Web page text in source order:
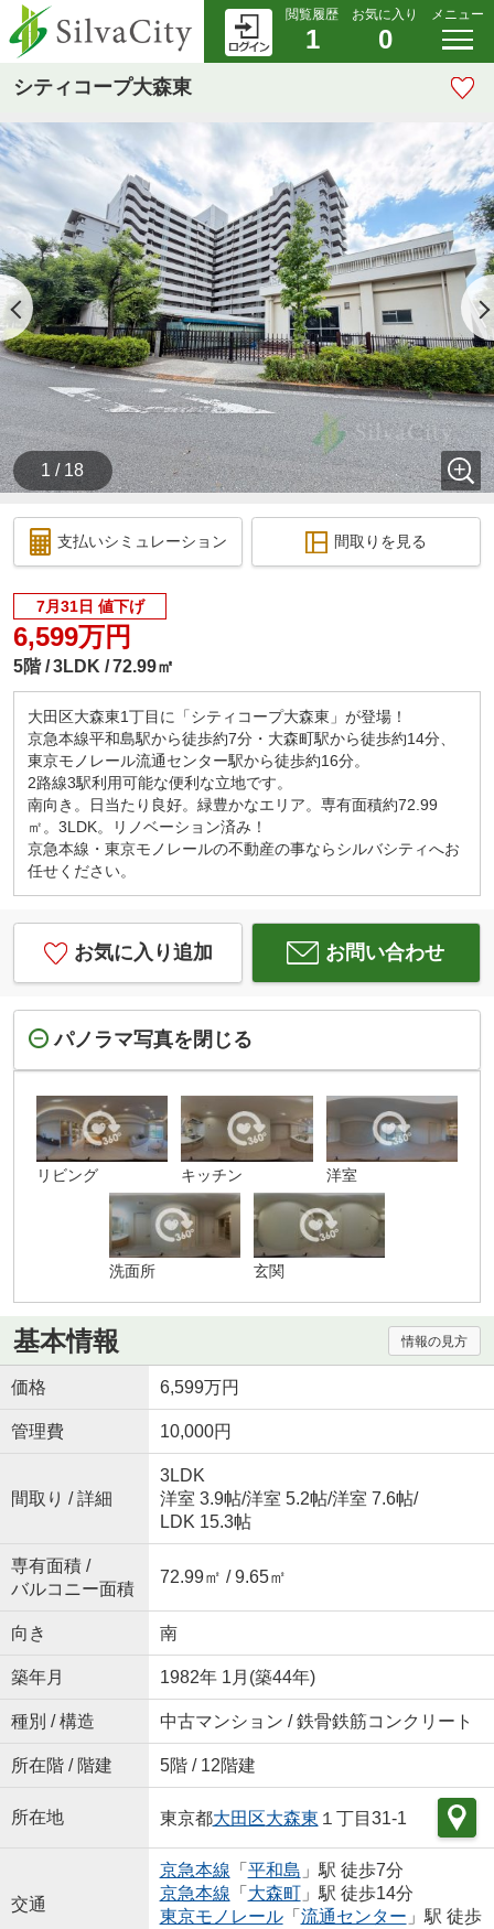
閲覧履歴
1
お気に入り
0
メニュー
シティコープ大森東
1 / 18
支払いシミュレーション 間取りを見る
7月31日 値下げ
6,599万円
5階 3LDK 72.99㎡
大田区大森東1丁目に「シティコープ大森東」が登場！
京急本線平和島駅から徒歩約7分・大森町駅から徒歩約14分、
東京モノレール流通センター駅から徒歩約16分。
2路線3駅利用可能な便利な立地です。
南向き。日当たり良好。緑豊かなエリア。専有面積約72.99
㎡。3LDK。リノベーション済み！
京急本線・東京モノレールの不動産の事ならシルバシティへお
任せください。
お気に入り追加 お問い合わせ
パノラマ写真を閉じる
リビング キッチン 洋室
洗面所 玄関
基本情報 情報の見方
価格 6,599万円
管理費 10,000円
間取り / 詳細
3LDK
洋室 3.9帖/洋室 5.2帖/洋室 7.6帖/
LDK 15.3帖
専有面積 /
バルコニー面積
72.99㎡ / 9.65㎡
向き 南
築年月 1982年 1月(築44年)
種別 / 構造 中古マンション / 鉄骨鉄筋コンクリート
所在階 / 階建 5階 / 12階建
所在地 東京都大田区大森東 １丁目31-1
交通
京急本線 「 平和島 」駅 徒歩7分
京急本線 「 大森町」駅 徒歩14分
東京モノレール「 流通センター 」駅 徒歩